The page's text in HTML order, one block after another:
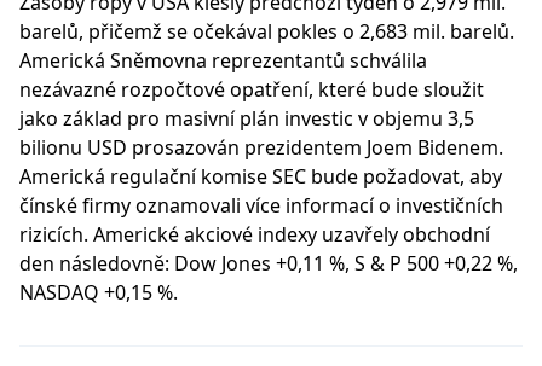
barelů, přičemž se očekával pokles o 2,683 mil. barelů.
Americká Sněmovna reprezentantů schválila
nezávazné rozpočtové opatření, které bude sloužit
jako základ pro masivní plán investic v objemu 3,5
bilionu USD prosazován prezidentem Joem Bidenem.
Americká regulační komise SEC bude požadovat, aby
čínské firmy oznamovali více informací o investičních
rizicích. Americké akciové indexy uzavřely obchodní
den následovně: Dow Jones +0,11 %, S & P 500 +0,22 %,
NASDAQ +0,15 %.